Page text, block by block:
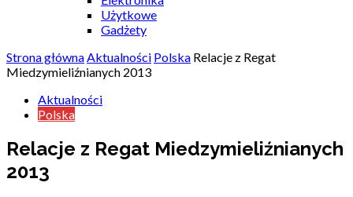
Użytkowe
Gadżety
Strona głównaAktualności Polska Relacje z Regat
Miedzymieliźnianych 2013
Aktualności
Polska
Relacje z Regat Miedzymieliźnianych
2013